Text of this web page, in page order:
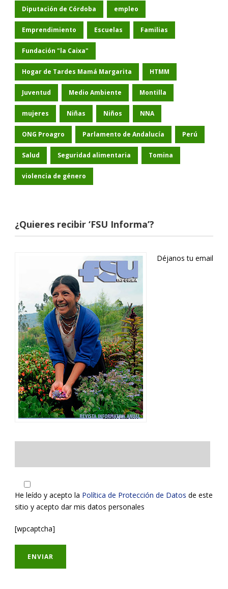
Diputación de Córdoba empleo
Emprendimiento Escuelas Familias
Fundación "la Caixa"
Hogar de Tardes Mamá Margarita HTMM
Juventud Medio Ambiente Montilla
mujeres Niñas Niños NNA
ONG Proagro Parlamento de Andalucía Perú
Salud Seguridad alimentaria Tomina
violencia de género
¿Quieres recibir ‘FSU Informa’?
Déjanos tu email
He leído y acepto la Política de Protección de Datos de este
sitio y acepto dar mis datos personales
[wpcaptcha]